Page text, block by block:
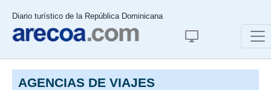
Diario turístico de la República Dominicana
AGENCIAS DE VIAJES